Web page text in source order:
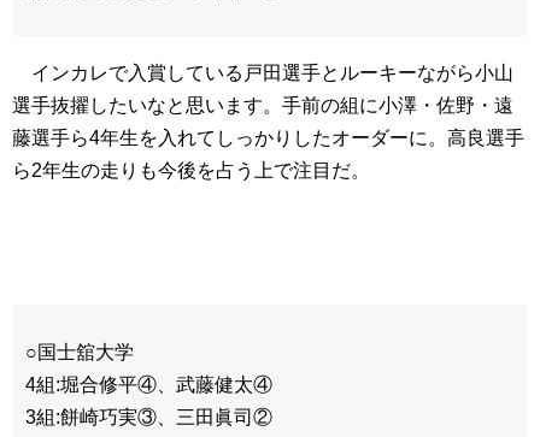
インカレで入賞している戸田選手とルーキーながら小山
選手抜擢したいなと思います。手前の組に小澤・佐野・遠
藤選手ら4年生を入れてしっかりしたオーダーに。高良選手
ら2年生の走りも今後を占う上で注目だ。
○国士舘大学
4組:堀合修平④、武藤健太④
3組:餅崎巧実③、三田眞司②